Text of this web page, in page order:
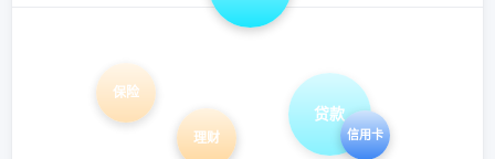
信用卡
理财
贷款
保险